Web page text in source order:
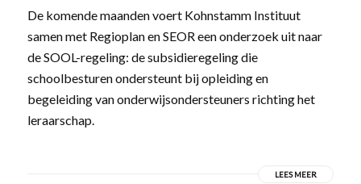
De komende maanden voert Kohnstamm Instituut
samen met Regioplan en SEOR een onderzoek uit naar
de SOOL-regeling: de subsidieregeling die
schoolbesturen ondersteunt bij opleiding en
begeleiding van onderwijsondersteuners richting het
leraarschap.
LEES MEER